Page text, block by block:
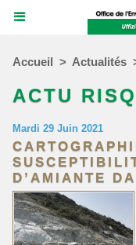
Accueil > Actualités
ACTU
Mardi 29 Juin 2021
D’AMIANTE